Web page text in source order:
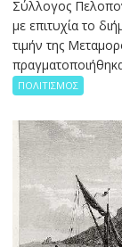
Σύλλογος
με επιτυχία το
τιμήν της
ΠΟΛΙΤΙΣΜΟΣ